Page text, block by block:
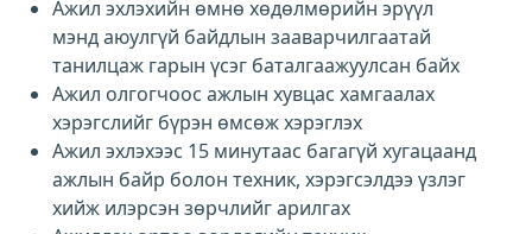
Ажил эхлэхийн өмнө хөдөлмөрийн эрүүл
мэнд аюулгүй байдлын зааварчилгаатай
танилцаж гарын үсэг баталгаажуулсан байх
Ажил олгогчоос ажлын хувцас хамгаалах
хэрэгслийг бүрэн өмсөж хэрэглэх
Ажил эхлэхээс 15 минутаас багагүй хугацаанд
ажлын байр болон техник, хэрэгсэлдээ үзлэг
хийж илэрсэн зөрчлийг арилгах